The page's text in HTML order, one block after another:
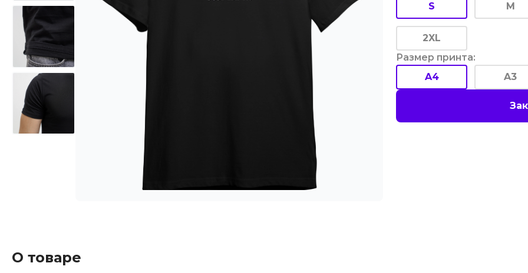
S
M
2XL
Размер принта:
A4
A3
О товаре